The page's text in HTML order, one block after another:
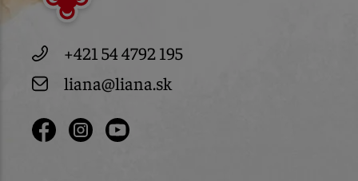
+421 54 4792 195
liana@liana.sk